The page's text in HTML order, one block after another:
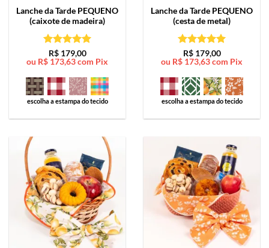
Lanche da Tarde PEQUENO
(caixote de madeira)
Avaliação5
de 5
R$179,00
ou R$ 173,63com Pix
escolha a estampa do tecido
Lanche da Tarde PEQUENO
(cesta de metal)
Avaliação5
de 5
R$179,00
ou R$ 173,63com Pix
escolha a estampa do tecido